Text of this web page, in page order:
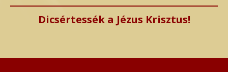
Dicsértessék a Jézus Krisztus!